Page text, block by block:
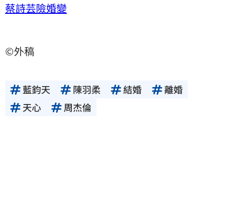
蔡詩芸險婚變
©外稿
藍鈞天 陳羽柔 結婚
離婚
天心
周杰倫